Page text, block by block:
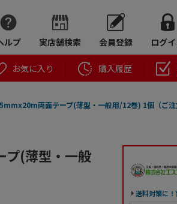
ルプ 実店舗検索 会員登録 ログ
お気に入り 購入履歴
両面テープ(薄型・一般用/12巻) 1個（ご
プ(薄型・一般
送料対策に